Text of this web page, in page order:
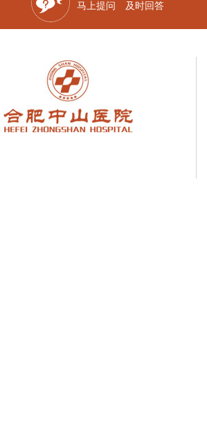
马上提问 及时回答